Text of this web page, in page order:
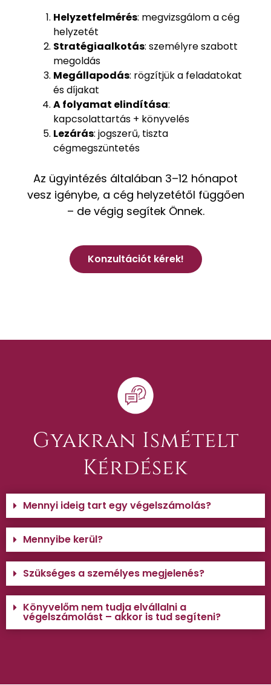
Helyzetfelmérés: megvizsgálom a cég
helyzetét
Stratégiaalkotás: személyre szabott
megoldás
Megállapodás: rögzítjük a feladatokat
és díjakat
A folyamat elindítása:
kapcsolattartás + könyvelés
Lezárás: jogszerű, tiszta
cégmegszüntetés
Az ügyintézés általában 3–12 hónapot
vesz igénybe, a cég helyzetétől függően
– de végig segítek Önnek.
Konzultációt kérek!
Gyakran Ismételt
Kérdések
Mennyi ideig tart egy végelszámolás?
Mennyibe kerül?
Szükséges a személyes megjelenés?
Könyvelőm nem tudja elvállalni a
végelszámolást – akkor is tud segíteni?